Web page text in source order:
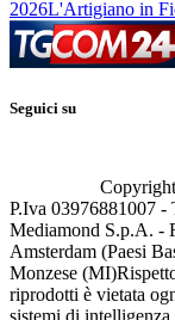
2026L'Artigiano in
Seguici su
P.Iva 03976881007
Mediamond S.p.A. -
Amsterdam (Paesi
Monzese (MI)
riprodotti è vietata